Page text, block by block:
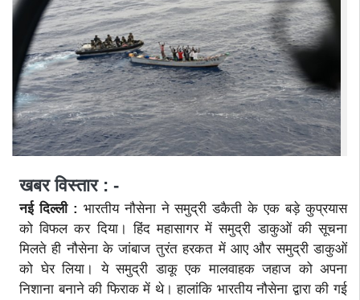
खबर विस्तार : -
नई दिल्ली : भारतीय नौसेना ने समुद्री डकैती के एक बड़े कुप्रयास
को विफल कर दिया। हिंद महासागर में समुद्री डाकुओं की सूचना
मिलते ही नौसेना के जांबाज तुरंत हरकत में आए और समुद्री डाकुओं
को घेर लिया। ये समुद्री डाकू एक मालवाहक जहाज को अपना
निशाना बनाने की फिराक में थे। हालांकि भारतीय नौसेना द्वारा की गई